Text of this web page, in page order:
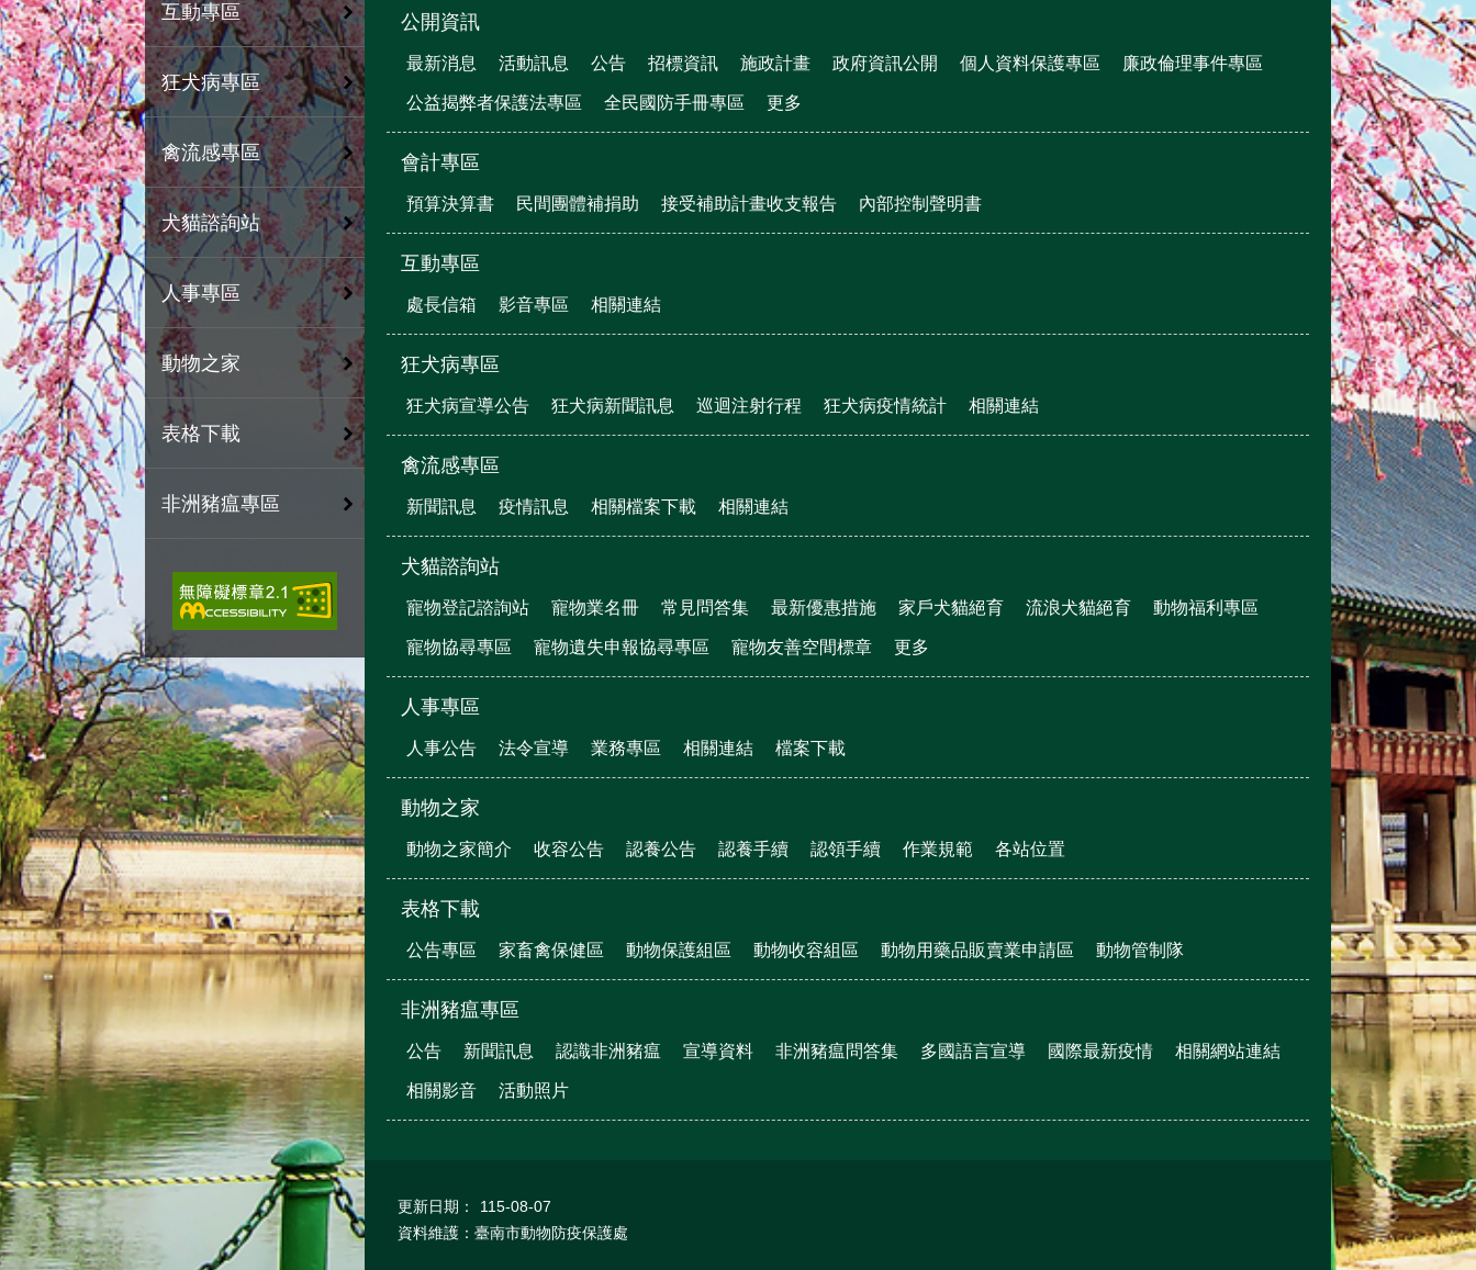
互動專區
狂犬病專區
禽流感專區
犬貓諮詢站
人事專區
動物之家
表格下載
非洲豬瘟專區
公開資訊
最新消息 活動訊息 公告 招標資訊 施政計畫 政府資訊公開 個人資料保護專區 廉政倫理事件專區
公益揭弊者保護法專區 全民國防手冊專區 更多
會計專區
預算決算書 民間團體補捐助 接受補助計畫收支報告 內部控制聲明書
互動專區
處長信箱 影音專區 相關連結
狂犬病專區
狂犬病宣導公告 狂犬病新聞訊息 巡迴注射行程 狂犬病疫情統計 相關連結
禽流感專區
新聞訊息 疫情訊息 相關檔案下載 相關連結
犬貓諮詢站
寵物登記諮詢站 寵物業名冊 常見問答集 最新優惠措施 家戶犬貓絕育 流浪犬貓絕育 動物福利專區
寵物協尋專區 寵物遺失申報協尋專區 寵物友善空間標章 更多
人事專區
人事公告 法令宣導 業務專區 相關連結 檔案下載
動物之家
動物之家簡介 收容公告 認養公告 認養手續 認領手續 作業規範 各站位置
表格下載
公告專區 家畜禽保健區 動物保護組區 動物收容組區 動物用藥品販賣業申請區 動物管制隊
非洲豬瘟專區
公告 新聞訊息 認識非洲豬瘟 宣導資料 非洲豬瘟問答集 多國語言宣導 國際最新疫情 相關網站連結
相關影音 活動照片
更新日期：
115-08-07
資料維護：臺南市動物防疫保護處